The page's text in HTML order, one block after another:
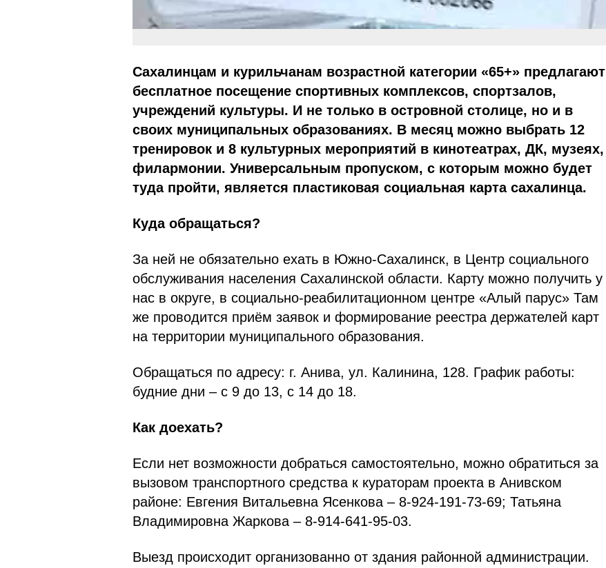
Сахалинцам и курильчанам возрастной категории «65+» предлагают
бесплатное посещение спортивных комплексов, спортзалов,
учреждений культуры. И не только в островной столице, но и в
своих муниципальных образованиях. В месяц можно выбрать 12
тренировок и 8 культурных мероприятий в кинотеатрах, ДК, музеях,
филармонии. Универсальным пропуском, с которым можно будет
туда пройти, является пластиковая социальная карта сахалинца.
Куда обращаться?
За ней не обязательно ехать в Южно-Сахалинск, в Центр социального
обслуживания населения Сахалинской области. Карту можно получить у
нас в округе, в социально-реабилитационном центре «Алый парус» Там
же проводится приём заявок и формирование реестра держателей карт
на территории муниципального образования.
Обращаться по адресу: г. Анива, ул. Калинина, 128. График работы:
будние дни – с 9 до 13, с 14 до 18.
Как доехать?
Если нет возможности добраться самостоятельно, можно обратиться за
вызовом транспортного средства к кураторам проекта в Анивском
районе: Евгения Витальевна Ясенкова – 8-924-191-73-69; Татьяна
Владимировна Жаркова – 8-914-641-95-03.
Выезд происходит организованно от здания районной администрации.